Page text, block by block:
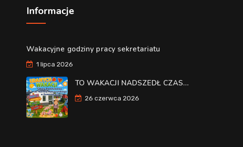
Informacje
Wakacyjne godziny pracy sekretariatu
1 lipca 2026
TO WAKACJI NADSZEDŁ CZAS…
26 czerwca 2026